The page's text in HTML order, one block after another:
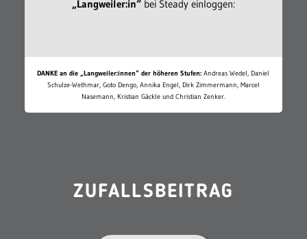
„Langweiler:in“bei Steady einloggen:
DANKE an die „Langweiler:innen“ der höheren Stufen: Andreas Wedel, Daniel
Schulze-Wethmar, Goto Dengo, Annika Engel, Dirk Zimmermann, Marcel
Nasemann, Kristian Gäckle und Christian Zenker.
ZUFALLSBEITRAG